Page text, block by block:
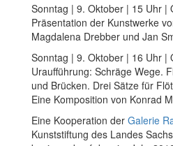
Sonntag | 9. Oktober | 15 Uhr |
Präsentation der Kunstwerke
Magdalena Drebber und Jan
Sonntag | 9. Oktober | 16 Uhr |
Uraufführung: Schräge Wege.
und Brücken. Drei Sätze für
Eine Komposition von Konrad
Eine Kooperation der Galerie
Kunststiftung des Landes